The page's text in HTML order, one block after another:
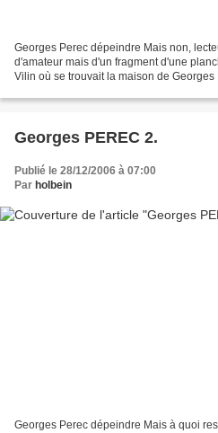
Georges Perec dépeindre Mais non,
d'amateur mais d'un fragment d'une
Vilin où se trouvait la maison de Georges
Georges PEREC 2.
Publié le 28/12/2006 à 07:00
Par holbein
Georges Perec dépeindre Mais à quoi